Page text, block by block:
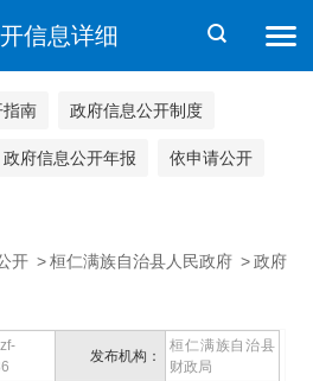
信息详细
指南 政府信息公开制度
政府信息公开年报 依申请公开
开 > 桓仁满族自治县人民政府 > 政府
发布机构：
桓仁满族自治县
财政局